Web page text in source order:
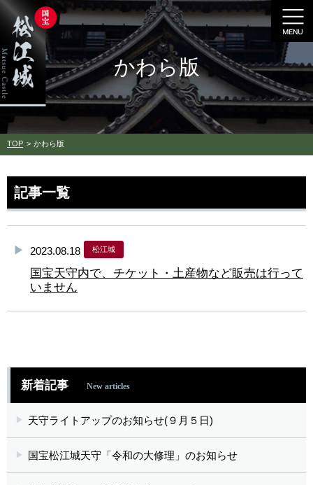
かわら版
TOP かわら版
記事一覧
2023.08.18 松江城
国宝天守内で、チケット・土産物など販売は行って
いません
新着記事 New articles
天守ライトアップのお知らせ(９月５日)
国宝松江城天守「令和の大修理」のお知らせ